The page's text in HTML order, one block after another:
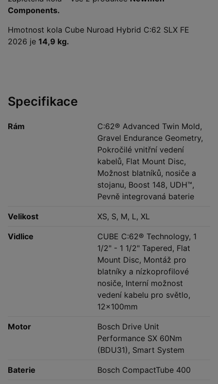
Components.
Hmotnost kola Cube Nuroad Hybrid C:62 SLX FE
2026 je 14,9 kg.
Specifikace
Rám
C:62® Advanced Twin Mold,
Gravel Endurance Geometry,
Pokročilé vnitřní vedení
kabelů, Flat Mount Disc,
Možnost blatníků, nosiče a
stojanu, Boost 148, UDH™,
Pevně integrovaná baterie
Velikost XS, S, M, L, XL
Vidlice
CUBE C:62® Technology, 1
1/2" - 1 1/2" Tapered, Flat
Mount Disc, Montáž pro
blatníky a nízkoprofilové
nosiče, Interní možnost
vedení kabelu pro světlo,
12x100mm
Motor
Bosch Drive Unit
Performance SX 60Nm
(BDU31), Smart System
Baterie Bosch CompactTube 400